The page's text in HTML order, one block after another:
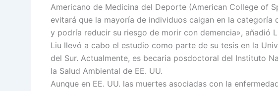
Americano de Medicina del Deporte (American College of
evitará que la mayoría de individuos caigan en la categoría
y podría reducir su riesgo de morir con demencia», añadió
Liu llevó a cabo el estudio como parte de su tesis en la
del Sur. Actualmente, es becaria posdoctoral del Instituto
la Salud Ambiental de EE. UU.
Aunque en EE. UU. las muertes asociadas con la